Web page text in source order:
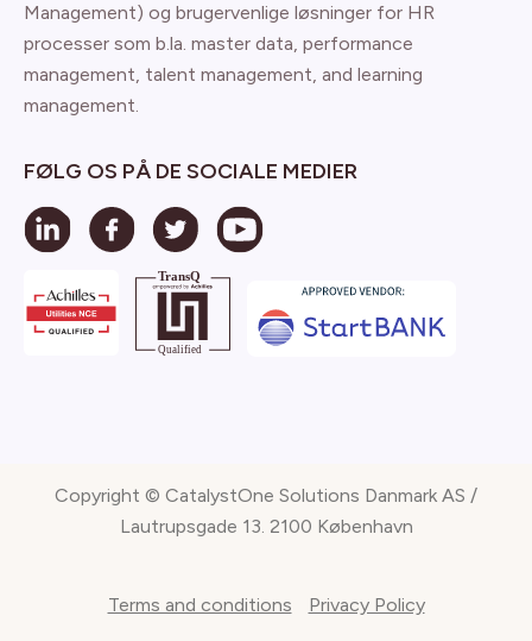
Management) og brugervenlige løsninger for HR
processer som b.la. master data, performance
management, talent management, and learning
management.
FØLG OS PÅ DE SOCIALE MEDIER
Copyright © CatalystOne Solutions Danmark AS /
Lautrupsgade 13. 2100 København
Terms and conditions Privacy Policy